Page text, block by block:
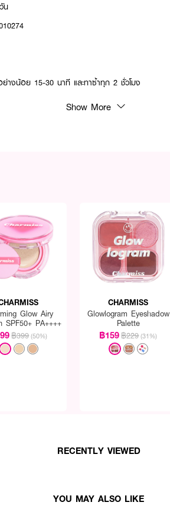
น
งน้อย 15-30 นาที และทาซ้ำทุก 2 ชั่วโมง
Show More
Glow Airy
SPF50+ PA++++
฿399 (50%)
CHARMISS
Glowlogram Eyeshadow
Palette
฿159฿229 (31%)
RECENTLY VIEWED
YOU MAY ALSO LIKE